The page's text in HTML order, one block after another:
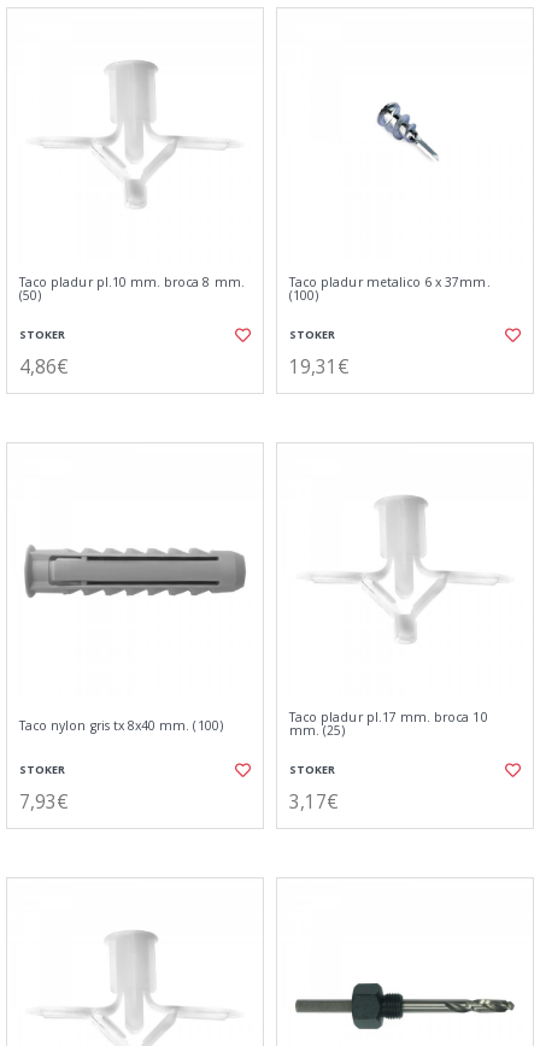
Taco pladur pl.10 mm. broca 8 mm.
(50)
STOKER
4,86€
Taco pladur metalico 6 x 37mm.
(100)
STOKER
19,31€
Taco nylon gris tx 8x40 mm. (100)
STOKER
7,93€
Taco pladur pl.17 mm. broca 10
mm. (25)
STOKER
3,17€